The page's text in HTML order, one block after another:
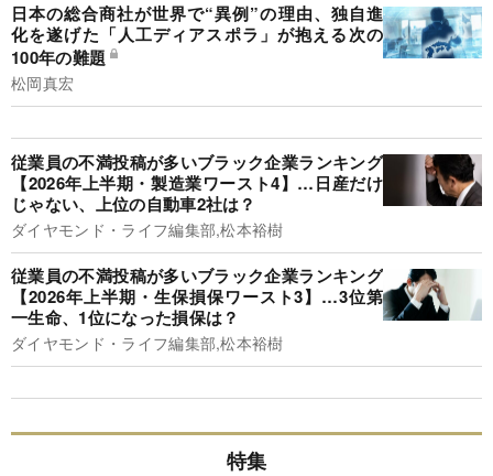
日本の総合商社が世界で“異例”の理由、独自進
化を遂げた「人工ディアスポラ」が抱える次の
100年の難題
松岡真宏
従業員の不満投稿が多いブラック企業ランキング
【2026年上半期・製造業ワースト4】…日産だけ
じゃない、上位の自動車2社は？
ダイヤモンド・ライフ編集部,松本裕樹
従業員の不満投稿が多いブラック企業ランキング
【2026年上半期・生保損保ワースト3】…3位第
一生命、1位になった損保は？
ダイヤモンド・ライフ編集部,松本裕樹
特集